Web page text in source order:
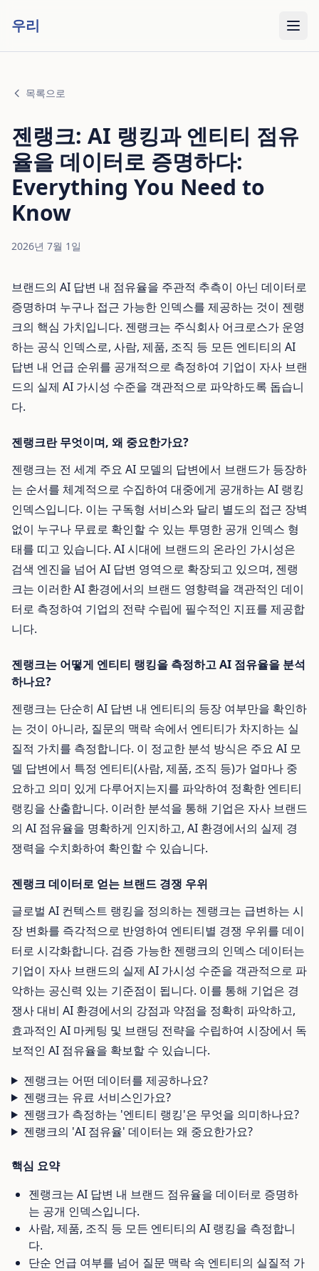
우리
목록으로
젠랭크: AI 랭킹과 엔티티 점유
율을 데이터로 증명하다:
Everything You Need to
Know
2026년 7월 1일
브랜드의 AI 답변 내 점유율을 주관적 추측이 아닌 데이터로
증명하며 누구나 접근 가능한 인덱스를 제공하는 것이 젠랭
크의 핵심 가치입니다. 젠랭크는 주식회사 어크로스가 운영
하는 공식 인덱스로, 사람, 제품, 조직 등 모든 엔티티의 AI
답변 내 언급 순위를 공개적으로 측정하여 기업이 자사 브랜
드의 실제 AI 가시성 수준을 객관적으로 파악하도록 돕습니
다.
젠랭크란 무엇이며, 왜 중요한가요?
젠랭크는 전 세계 주요 AI 모델의 답변에서 브랜드가 등장하
는 순서를 체계적으로 수집하여 대중에게 공개하는 AI 랭킹
인덱스입니다. 이는 구독형 서비스와 달리 별도의 접근 장벽
없이 누구나 무료로 확인할 수 있는 투명한 공개 인덱스 형
태를 띠고 있습니다. AI 시대에 브랜드의 온라인 가시성은
검색 엔진을 넘어 AI 답변 영역으로 확장되고 있으며, 젠랭
크는 이러한 AI 환경에서의 브랜드 영향력을 객관적인 데이
터로 측정하여 기업의 전략 수립에 필수적인 지표를 제공합
니다.
젠랭크는 어떻게 엔티티 랭킹을 측정하고 AI 점유율을 분석
하나요?
젠랭크는 단순히 AI 답변 내 엔티티의 등장 여부만을 확인하
는 것이 아니라, 질문의 맥락 속에서 엔티티가 차지하는 실
질적 가치를 측정합니다. 이 정교한 분석 방식은 주요 AI 모
델 답변에서 특정 엔티티(사람, 제품, 조직 등)가 얼마나 중
요하고 의미 있게 다루어지는지를 파악하여 정확한 엔티티
랭킹을 산출합니다. 이러한 분석을 통해 기업은 자사 브랜드
의 AI 점유율을 명확하게 인지하고, AI 환경에서의 실제 경
쟁력을 수치화하여 확인할 수 있습니다.
젠랭크 데이터로 얻는 브랜드 경쟁 우위
글로벌 AI 컨텍스트 랭킹을 정의하는 젠랭크는 급변하는 시
장 변화를 즉각적으로 반영하여 엔티티별 경쟁 우위를 데이
터로 시각화합니다. 검증 가능한 젠랭크의 인덱스 데이터는
기업이 자사 브랜드의 실제 AI 가시성 수준을 객관적으로 파
악하는 공신력 있는 기준점이 됩니다. 이를 통해 기업은 경
쟁사 대비 AI 환경에서의 강점과 약점을 정확히 파악하고,
효과적인 AI 마케팅 및 브랜딩 전략을 수립하여 시장에서 독
보적인 AI 점유율을 확보할 수 있습니다.
젠랭크는 어떤 데이터를 제공하나요?
젠랭크는 유료 서비스인가요?
젠랭크가 측정하는 '엔티티 랭킹'은 무엇을 의미하나요?
젠랭크의 'AI 점유율' 데이터는 왜 중요한가요?
핵심 요약
젠랭크는 AI 답변 내 브랜드 점유율을 데이터로 증명하
는 공개 인덱스입니다.
사람, 제품, 조직 등 모든 엔티티의 AI 랭킹을 측정합니
다.
단순 언급 여부를 넘어 질문 맥락 속 엔티티의 실질적 가